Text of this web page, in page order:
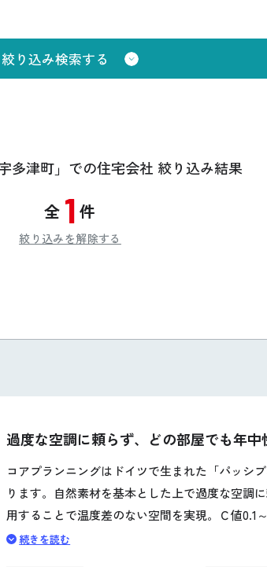
公式SNSをチェック
絞り込み検索する
多津町」 での住宅会社 絞り込み結果
全 1 件
絞り込みを解除する
過度な空調に頼らず、どの部屋でも年
コアプランニングはドイツで生まれた「パッシ
ります。自然素材を基本とした上で過度な空調
用することで温度差のない空間を実現。Ｃ値0.1
によりヒートショックリスクも限りなく低減し
続きを読む